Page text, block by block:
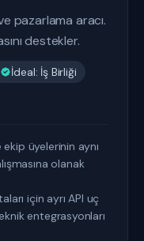
pazarlama aracı.
destekler.
İdeal: İş Birliği
üyelerinin aynı
olanak
için ayrı API uç
entegrasyonları